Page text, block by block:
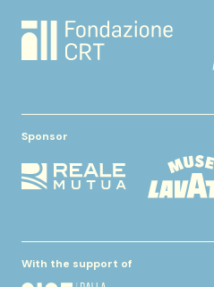
Sponsor
With the support of